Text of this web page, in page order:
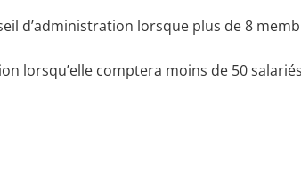
d’administration lorsque plus de 8
lorsqu’elle comptera moins de 50